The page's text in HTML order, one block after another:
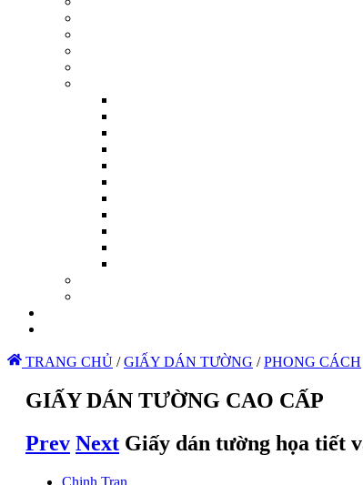
TRANG CHỦ / GIẤY DÁN TƯỜNG / PHONG CÁCH
GIẤY DÁN TƯỜNG CAO CẤP
Prev Next Giấy dán tường họa tiết
Chinh Tran